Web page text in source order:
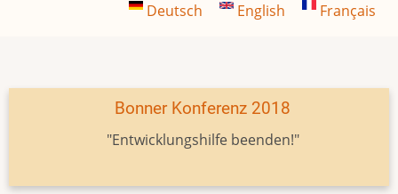
Deutsch English Français
Bonner Konferenz 2018
"Entwicklungshilfe beenden!"